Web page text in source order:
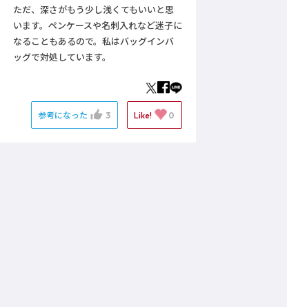
ただ、深さがもう少し浅くてもいいと思
います。ペンケースや名刺入れなど迷子に
なることもあるので。私はバッグインバ
ッグで対処しています。
参考になった 3 Like! 0